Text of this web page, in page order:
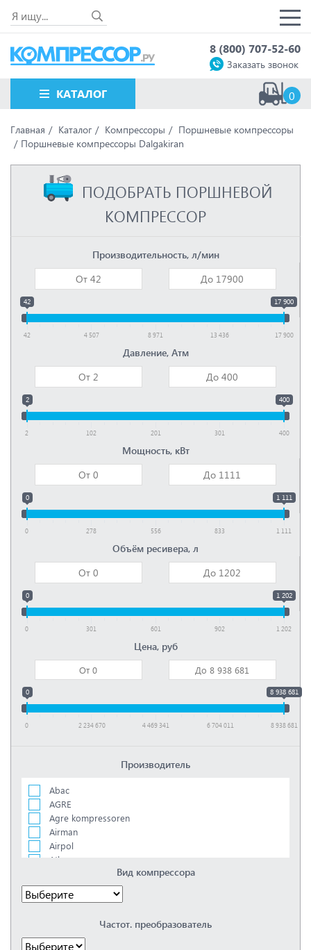
8 (800) 707-52-60
Заказать звонок
КАТАЛОГ 0
Главная Каталог Компрессоры
Поршневые компрессоры
Поршневые компрессоры Dalgakiran
ПОДОБРАТЬ ПОРШНЕВОЙ
КОМПРЕССОР
Производительность, л/мин
42 17 900
42 4 507 8 971 13 436 17 900
Давление, Атм
2 400
2 102 201 301 400
Мощность, кВт
0 1 111
0 278 556 833 1 111
Объём ресивера, л
0 1 202
0 301 601 902 1 202
Цена, руб
0 8 938 681
0 2 234 670 4 469 341 6 704 011 8 938 681
Производитель
Abac
AGRE
Agre kompressoren
Airman
Airpol
Atlas copco
Boge
Ceccato
Dalgakiran
Вид компрессора
Частот. преобразователь